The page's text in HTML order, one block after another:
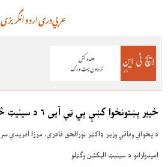
انگریزیاردودریعربي
خیبر پښتونخوا کښې پي ټي آیی ۶ د سینیټ څوکۍ ګټلي
امیدوارانو د سینیټ الیکشن وګټلو